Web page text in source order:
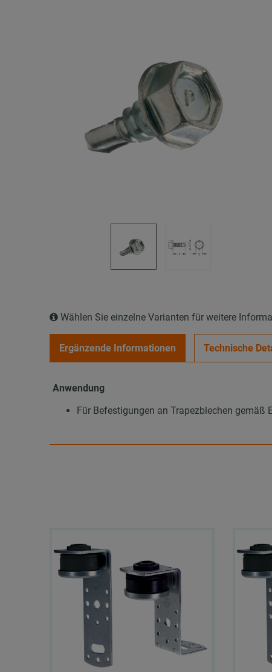
Wählen Sie einzelne Varianten für weitere
Ergänzende Informationen Technische
Anwendung
Für Befestigungen an Trapezblechen gemäß